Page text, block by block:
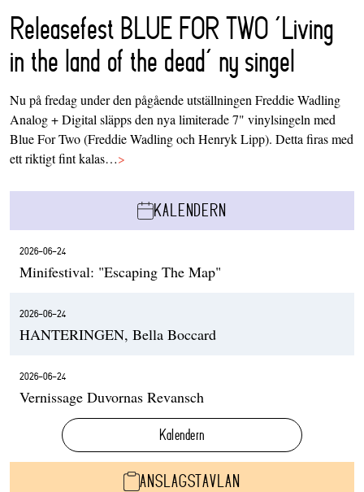
Releasefest BLUE FOR TWO ‘Living
in the land of the dead’ ny singel
Nu på fredag under den pågående utställningen Freddie Wadling
Analog + Digital släpps den nya limiterade 7" vinylsingeln med
Blue For Two (Freddie Wadling och Henryk Lipp). Detta firas med
ett riktigt fint kalas…>
KALENDERN
2026-06-24
Minifestival: "Escaping The Map"
2026-06-24
HANTERINGEN, Bella Boccard
2026-06-24
Vernissage Duvornas Revansch
Kalendern
ANSLAGSTAVLAN